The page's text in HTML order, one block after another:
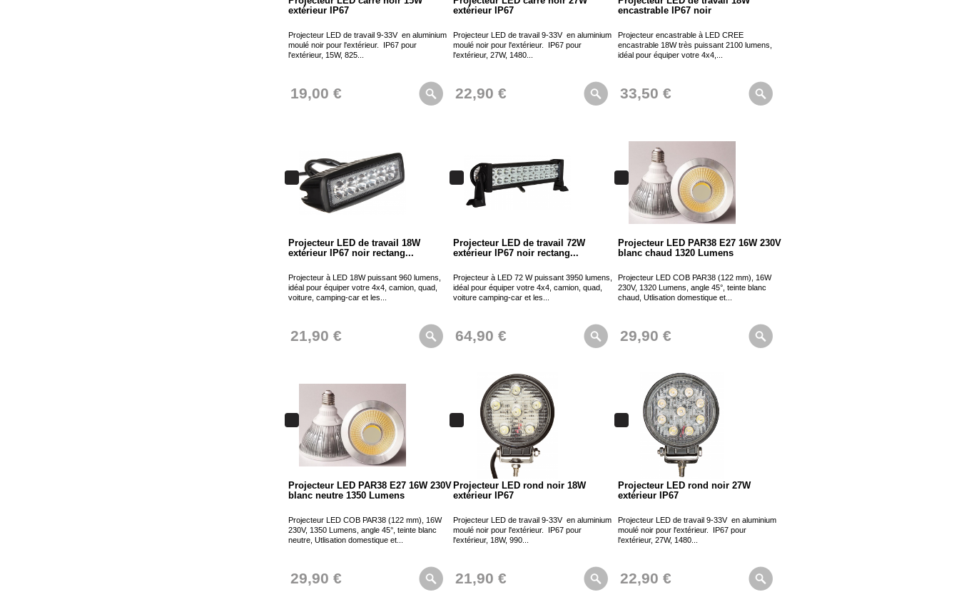
extérieur IP67
Projecteur LED de travail 9-33V en aluminium
moulé noir pour l'extérieur. IP67 pour
l'extérieur, 15W, 825...
19,00 €
extérieur IP67
Projecteur LED de travail 9-33V en aluminium
moulé noir pour l'extérieur. IP67 pour
l'extérieur, 27W, 1480...
22,90 €
encastrable IP67 noir
Projecteur encastrable à LED CREE
encastrable 18W très puissant 2100 lumens,
idéal pour équiper votre 4x4,...
33,50 €
Projecteur LED de travail 18W
extérieur IP67 noir rectang...
Projecteur à LED 18W puissant 960 lumens,
idéal pour équiper votre 4x4, camion, quad,
voiture, camping-car et les...
21,90 €
Projecteur LED de travail 72W
extérieur IP67 noir rectang...
Projecteur à LED 72 W puissant 3950 lumens,
idéal pour équiper votre 4x4, camion, quad,
voiture camping-car et les...
64,90 €
Projecteur LED PAR38 E27 16W 230V
blanc chaud 1320 Lumens
Projecteur LED COB PAR38 (122 mm), 16W
230V, 1320 Lumens, angle 45°, teinte blanc
chaud, Utlisation domestique et...
29,90 €
Projecteur LED PAR38 E27 16W 230V
blanc neutre 1350 Lumens
Projecteur LED COB PAR38 (122 mm), 16W
230V, 1350 Lumens, angle 45°, teinte blanc
neutre, Utlisation domestique et...
29,90 €
Projecteur LED rond noir 18W
extérieur IP67
Projecteur LED de travail 9-33V en aluminium
moulé noir pour l'extérieur. IP67 pour
l'extérieur, 18W, 990...
21,90 €
Projecteur LED rond noir 27W
extérieur IP67
Projecteur LED de travail 9-33V en aluminium
moulé noir pour l'extérieur. IP67 pour
l'extérieur, 27W, 1480...
22,90 €